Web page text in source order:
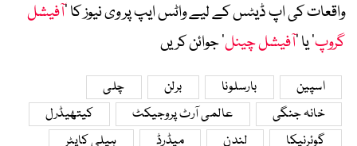
واقعات کی اپ ڈیٹس کے لیے واٹس ایپ پر وی نیوز کا ’آفیشل
گروپ‘ یا ’آفیشل چینل‘ جوائن کریں
اسپین بارسلونا برلن
چلی
خانہ جنگی
عالمی آرٹ پروجیکٹ
کیتھیڈرل
گوئرنیکا
لندن میڈرڈ ہیلی کاپٹر